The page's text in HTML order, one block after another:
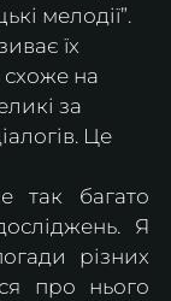
мелодії”.
їх
на
за
Це
так багато
Я
різних
про нього